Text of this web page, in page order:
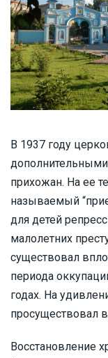
В 1937 году
прихожан. На ее
называемый
для детей
малолетних
существовал
периода
годах. На
просуществовал
Восстановление